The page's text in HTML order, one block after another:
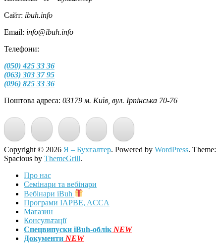
Сайт: ibuh.info
Email: info@ibuh.info
Телефони:
(050) 425 33 36
(063) 303 37 95
(096) 825 33 36
Поштова адреса: 03179 м. Київ, вул. Ірпінська 70-76
Copyright © 2026 Я – Бухгалтер. Powered by WordPress. Theme:
Spacious by ThemeGrill.
Про нас
Семінари та вебінари
Вебінари iBuh
Програми IAPBE, ACCA
Магазин
Консультації
Спецвипуски iBuh-облік NEW
Документи NEW